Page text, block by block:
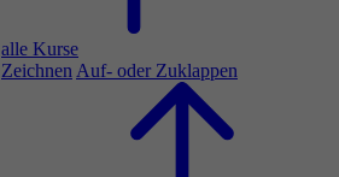
alle Kurse
Zeichnen Auf- oder Zuklappen